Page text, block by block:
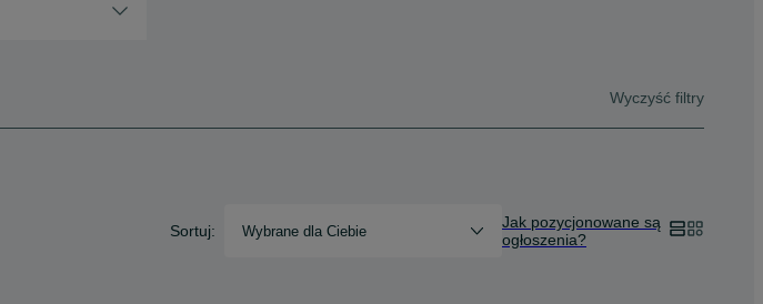
Wyczyść filtry
Sortuj: Wybrane dla Ciebie
Jak pozycjonowane są
ogłoszenia?